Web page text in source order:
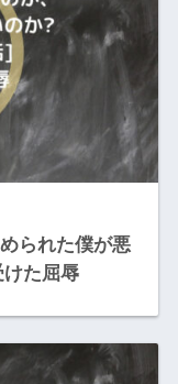
られた僕が悪
た屈辱